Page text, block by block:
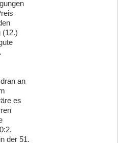
(12.)
an
es
der 51.